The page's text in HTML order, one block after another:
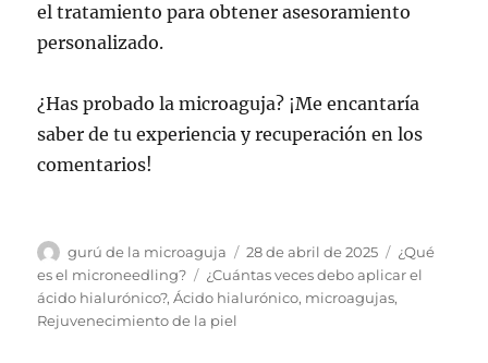
el tratamiento para obtener asesoramiento
personalizado.
¿Has probado la microaguja? ¡Me encantaría
saber de tu experiencia y recuperación en los
comentarios!
Autor
gurú de la microaguja
Publicado
el
28 de abril de 2025 Categorías
¿Qué
es el microneedling?
Etiquetas
¿Cuántas veces debo aplicar el
ácido hialurónico?,Ácido hialurónico, microagujas,
Rejuvenecimiento de la piel